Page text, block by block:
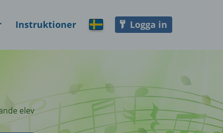
Instruktioner Välj tjänstens språk
Logga in
elev